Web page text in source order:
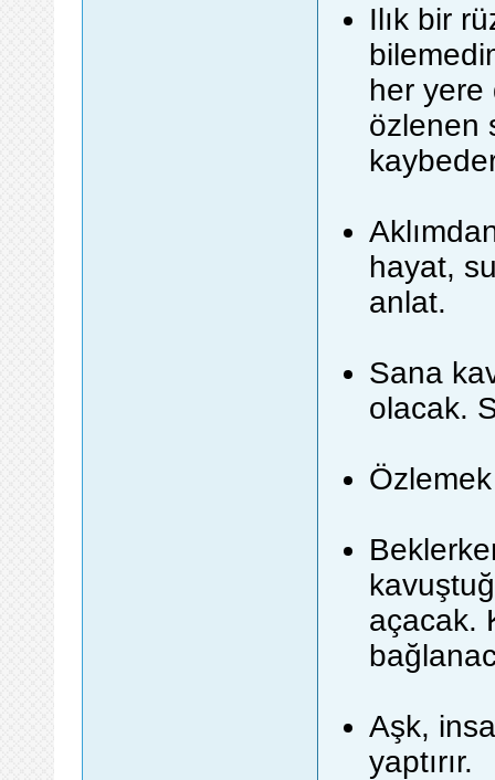
Ilık bir
her yere
özlenen
hayat,
anlat.
Sana
olacak.
açacak.
Aşk,
yaptırır.